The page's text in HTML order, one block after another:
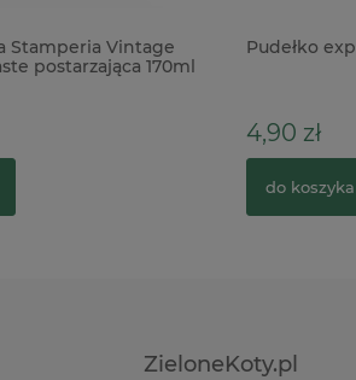
Stamperia Vintage
postarzająca 170ml
Pudełko
4,90 zł
do koszyka
ZieloneKoty.pl